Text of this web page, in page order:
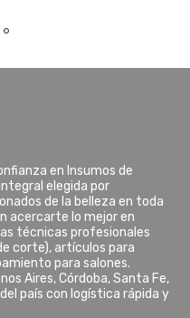
en Insumos de
elegida por
de la belleza en toda
acercarte lo mejor en
técnicas profesionales
corte), artículos para
para salones.
Aires, Córdoba, Santa Fe,
país con logística rápida y